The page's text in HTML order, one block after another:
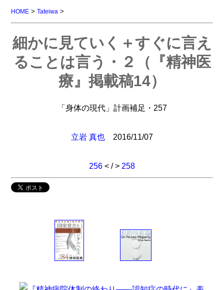
HOME >Tateiwa >
細かに見ていく＋すぐに言え
ることは言う・２（『精神医
療』掲載稿14）
「身体の現代」計画補足・257
立岩 真也 2016/11/07
256 < / > 258